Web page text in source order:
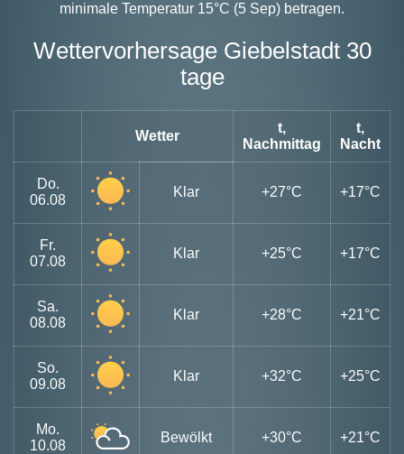
minimale Temperatur 15°C (5 Sep) betragen.
Wettervorhersage Giebelstadt 30
tage
Wetter
t,
Nachmittag
t,
Nacht
Do.
06.08
Klar +27°C +17°C
Fr.
07.08
Klar +25°C +17°C
Sa.
08.08
Klar +28°C +21°C
So.
09.08
Klar +32°C +25°C
Mo.
10.08
Bewölkt +30°C +21°C